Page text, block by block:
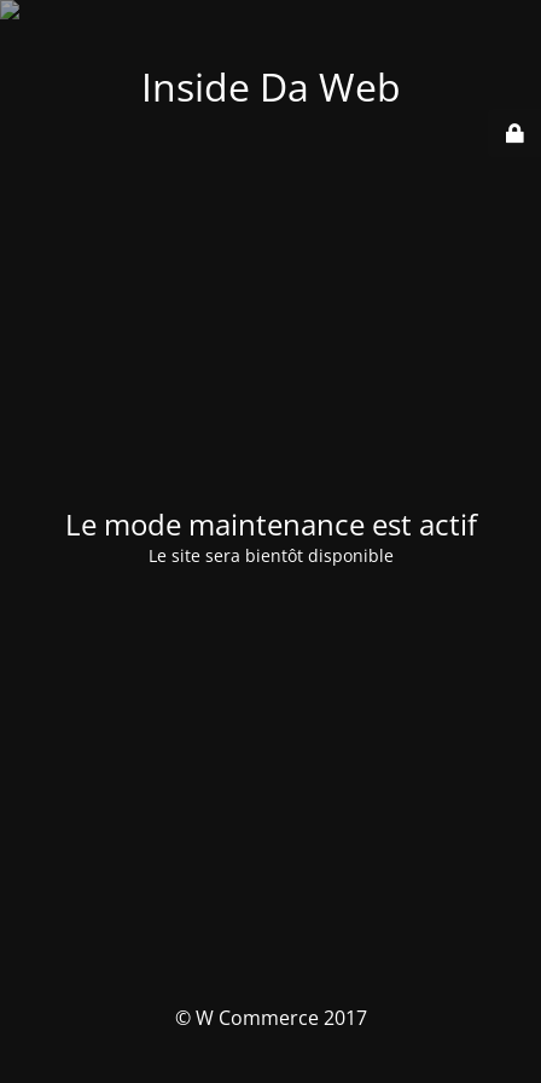
Inside Da Web
Le mode maintenance est actif
Le site sera bientôt disponible
© W Commerce 2017